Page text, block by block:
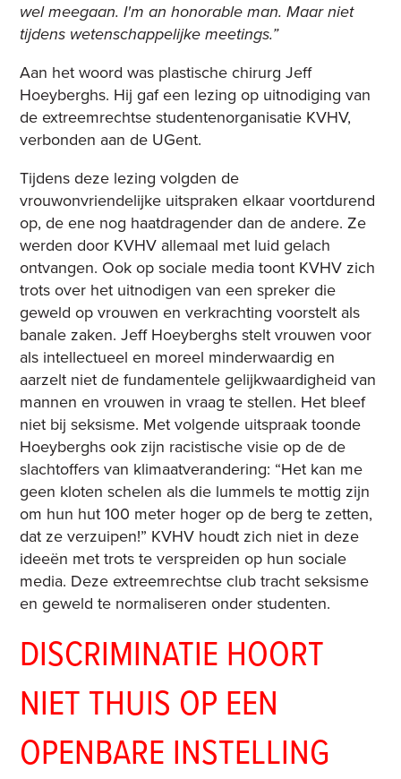
wel meegaan. I'm an honorable man. Maar niet
tijdens wetenschappelijke meetings.”
Aan het woord was plastische chirurg Jeff
Hoeyberghs. Hij gaf een lezing op uitnodiging van
de extreemrechtse studentenorganisatie KVHV,
verbonden aan de UGent.
Tijdens deze lezing volgden de
vrouwonvriendelijke uitspraken elkaar voortdurend
op, de ene nog haatdragender dan de andere. Ze
werden door KVHV allemaal met luid gelach
ontvangen. Ook op sociale media toont KVHV zich
trots over het uitnodigen van een spreker die
geweld op vrouwen en verkrachting voorstelt als
banale zaken. Jeff Hoeyberghs stelt vrouwen voor
als intellectueel en moreel minderwaardig en
aarzelt niet de fundamentele gelijkwaardigheid van
mannen en vrouwen in vraag te stellen. Het bleef
niet bij seksisme. Met volgende uitspraak toonde
Hoeyberghs ook zijn racistische visie op de de
slachtoffers van klimaatverandering: “Het kan me
geen kloten schelen als die lummels te mottig zijn
om hun hut 100 meter hoger op de berg te zetten,
dat ze verzuipen!” KVHV houdt zich niet in deze
ideeën met trots te verspreiden op hun sociale
media. Deze extreemrechtse club tracht seksisme
en geweld te normaliseren onder studenten.
DISCRIMINATIE HOORT
NIET THUIS OP EEN
OPENBARE INSTELLING